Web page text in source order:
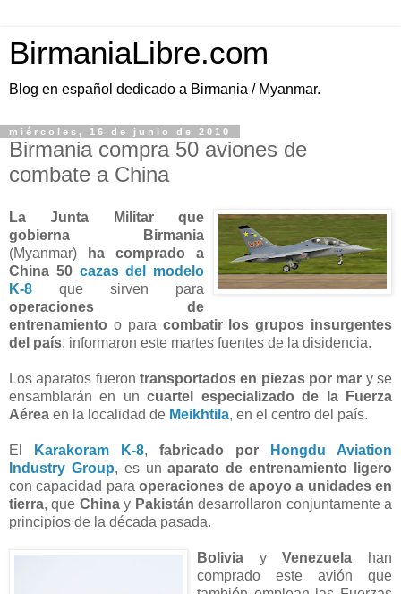
BirmaniaLibre.com
Blog en español dedicado a Birmania / Myanmar.
miércoles, 16 de junio de 2010
Birmania compra 50 aviones de
combate a China
La Junta Militar que
gobierna Birmania
(Myanmar)
ha comprado a
China 50 cazas del modelo
K-8 que sirven para
operaciones de
entrenamiento o para combatir los grupos insurgentes
del país, informaron este martes fuentes de la disidencia.
Los aparatos fueron transportados en piezas por mar y se
ensamblarán en uncuartel especializado de la Fuerza
Aérea en la localidad de Meikhtila, en el centro del país.
El Karakoram K-8, fabricado por
Hongdu Aviation
Industry Group, es unaparato de entrenamiento ligero
con capacidad paraoperaciones de apoyo a unidades en
tierra, que Chinay Pakistán desarrollaron conjuntamente a
principios de la década pasada.
Bolivia yVenezuela han
comprado este avión que